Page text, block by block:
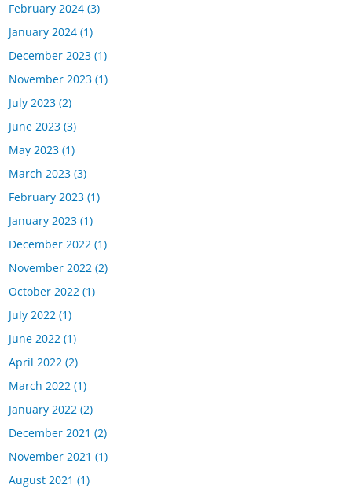
February 2024 (3)
January 2024 (1)
December 2023 (1)
November 2023 (1)
July 2023 (2)
June 2023 (3)
May 2023 (1)
March 2023 (3)
February 2023 (1)
January 2023 (1)
December 2022 (1)
November 2022 (2)
October 2022 (1)
July 2022 (1)
June 2022 (1)
April 2022 (2)
March 2022 (1)
January 2022 (2)
December 2021 (2)
November 2021 (1)
August 2021 (1)